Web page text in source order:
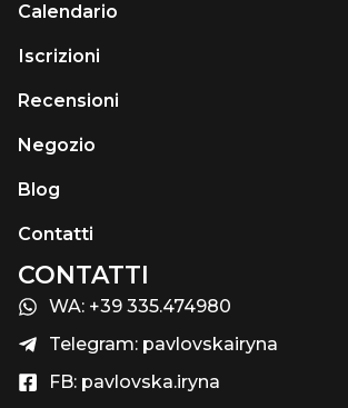
Calendario
Іscrizioni
Recensioni
Negozio
Blog
Contatti
CONTATTI
WA: +39 335.474980
Telegram: pavlovskairyna
FB: pavlovska.iryna